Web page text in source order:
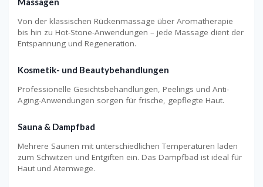
Von der klassischen Rückenmassage über Aromatherapie
bis hin zu Hot-Stone-Anwendungen – jede Massage dient der
Entspannung und Regeneration.
Kosmetik- und Beautybehandlungen
Professionelle Gesichtsbehandlungen, Peelings und Anti-
Aging-Anwendungen sorgen für frische, gepflegte Haut.
Sauna & Dampfbad
Mehrere Saunen mit unterschiedlichen Temperaturen laden
zum Schwitzen und Entgiften ein. Das Dampfbad ist ideal für
Haut und Atemwege.